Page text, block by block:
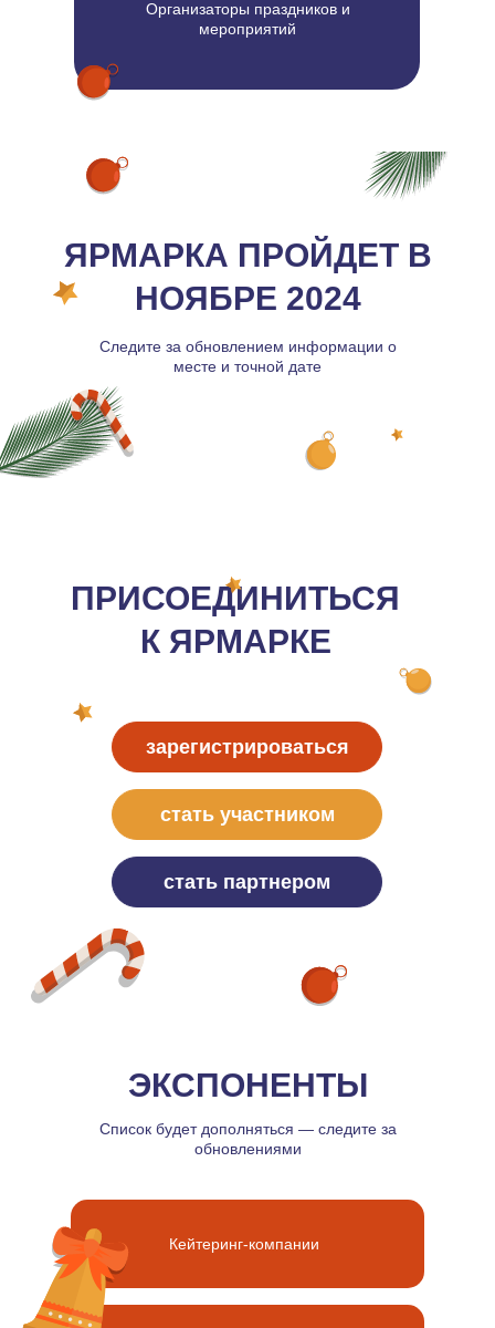
Организаторы праздников и
мероприятий
ЯРМАРКА ПРОЙДЕТ В
НОЯБРЕ 2024
Следите за обновлением информации о
месте и точной дате
ПРИСОЕДИНИТЬСЯ
К ЯРМАРКЕ
зарегистрироваться
стать участником
стать партнером
ЭКСПОНЕНТЫ
Кейтеринг-компании
Список будет дополняться — следите за
обновлениями